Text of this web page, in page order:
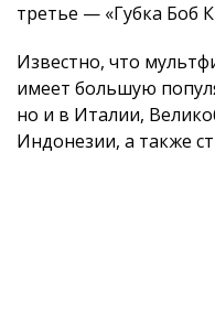
третье — «Губка Боб
Известно, что
имеет большую
но и в Италии,
Индонезии, а также